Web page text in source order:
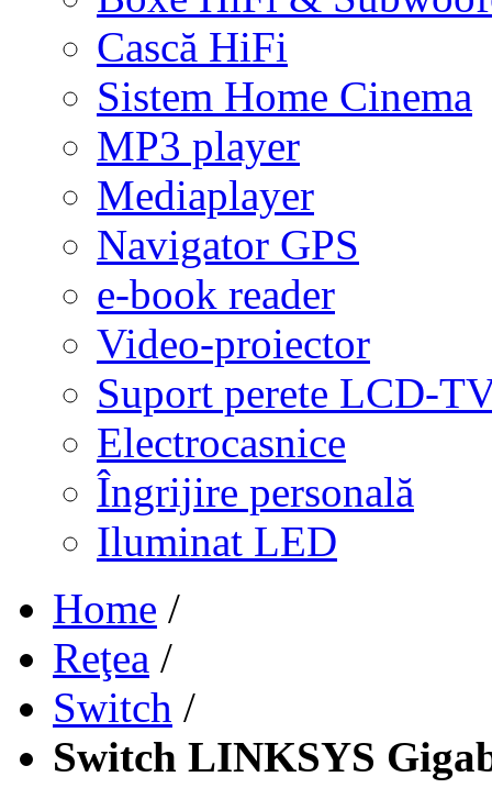
Cască HiFi
Sistem Home Cinema
MP3 player
Mediaplayer
Navigator GPS
e-book reader
Video-proiector
Suport perete LCD-
Electrocasnice
Îngrijire personală
Iluminat LED
Home /
Reţea /
Switch /
Switch LINKSYS